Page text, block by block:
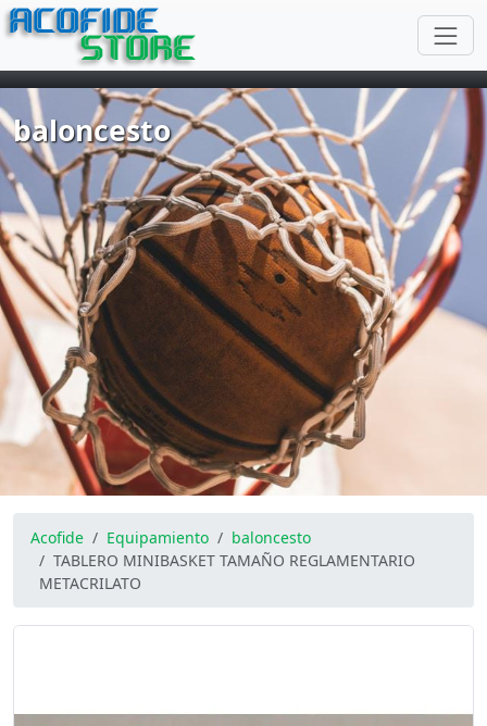
ACOFIDE
STORE
baloncesto
Acofide Equipamiento
baloncesto
TABLERO MINIBASKET TAMAÑO REGLAMENTARIO
METACRILATO